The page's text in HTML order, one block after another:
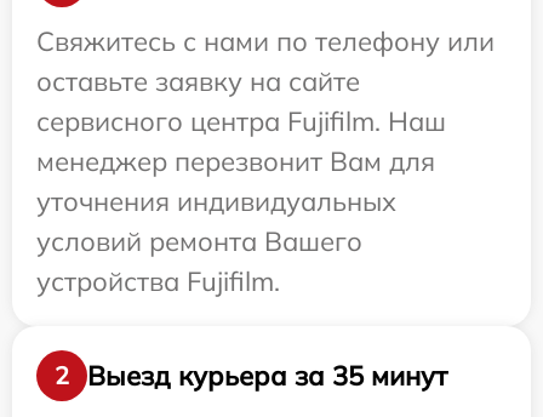
Свяжитесь с нами по телефону или
оставьте заявку на сайте
сервисного центра Fujifilm. Наш
менеджер перезвонит Вам для
уточнения индивидуальных
условий ремонта Вашего
устройства Fujifilm.
2
Выезд курьера за 35 минут